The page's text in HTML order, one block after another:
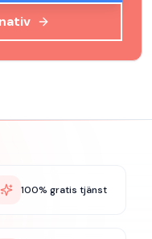
100% gratis tjänst